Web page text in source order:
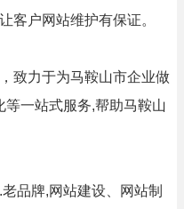
客户网站维护有保证。
致力于为马鞍山市企业做
一站式服务,帮助马鞍山
品牌,网站建设、网站制